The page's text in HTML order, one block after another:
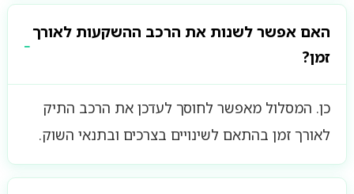
האם אפשר לשנות את הרכב ההשקעות לאורך
זמן?
כן. המסלול מאפשר לחוסך לעדכן את הרכב התיק
לאורך זמן בהתאם לשינויים בצרכים ובתנאי השוק.